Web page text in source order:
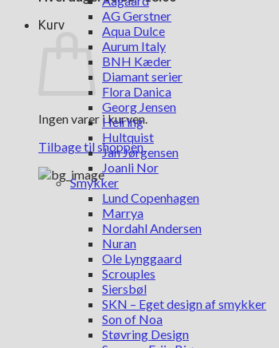
Kurv
Ingen varer i kurven.
Tilbage til shoppen
AG Gerstner
Aqua Dulce
Aurum Italy
BNH Kæder
Diamant serier
Flora Danica
Georg Jensen
Heiring
Hultquist
Jan Jørgensen
Joanli Nor
Smykker
Lund Copenhagen
Marrya
Nordahl Andersen
Nuran
Ole Lynggaard
Scrouples
Siersbøl
SKN – Eget design af smykker
Son of Noa
Støvring Design